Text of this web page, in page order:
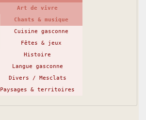
Art de vivre
Chants & musique
Cuisine gasconne
Fêtes & jeux
Histoire
Langue gasconne
Divers / Mesclats
Paysages & territoires